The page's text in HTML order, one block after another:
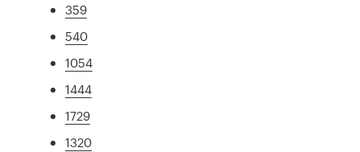
359
540
1054
1444
1729
1320